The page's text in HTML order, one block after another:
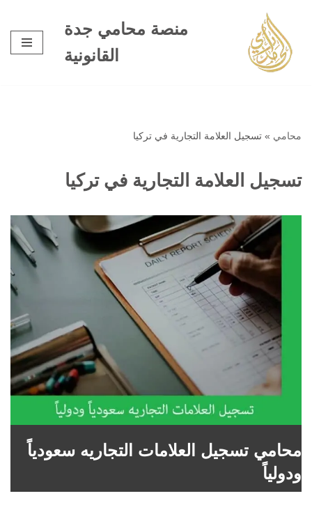
تخطى
إلى
المحتوى
منصة محامي جدة
القانونية
محامي » تسجيل العلامة التجارية في تركيا
تسجيل العلامة التجارية في تركيا
محامي تسجيل العلامات التجاريه سعودياً
ودولياً